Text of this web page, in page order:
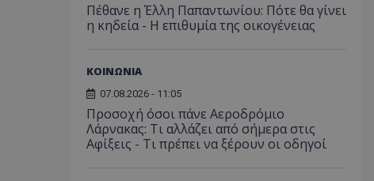
Πέθανε η Έλλη Παπαντωνίου: Πότε θα γίνει
η κηδεία - Η επιθυμία της οικογένειας
ΚΟΙΝΩΝΙΑ
07.08.2026 - 11:05
Προσοχή όσοι πάνε Αεροδρόμιο
Λάρνακας: Τι αλλάζει από σήμερα στις
Αφίξεις - Τι πρέπει να ξέρουν οι οδηγοί